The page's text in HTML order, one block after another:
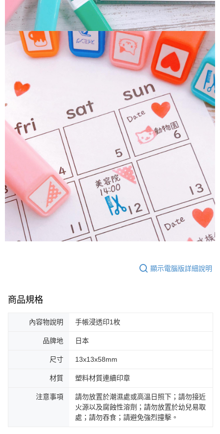
顯示電腦版詳細說明
商品規格
內容物說明 手帳浸透印1枚
品牌地 日本
尺寸 13x13x58mm
材質 塑料材質連續印章
注意事項
請勿放置於潮濕處或高溫日照下；請勿接近
火源以及腐蝕性溶劑；請勿放置於幼兒易取
處；請勿吞食；請避免強烈撞擊。